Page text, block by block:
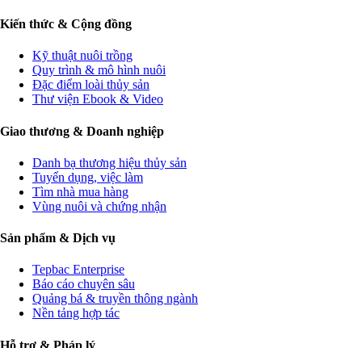
Kiến thức & Cộng đồng
Kỹ thuật nuôi trồng
Quy trình & mô hình nuôi
Đặc điểm loài thủy sản
Thư viện Ebook & Video
Giao thương & Doanh nghiệp
Danh bạ thương hiệu thủy sản
Tuyển dụng, việc làm
Tìm nhà mua hàng
Vùng nuôi và chứng nhận
Sản phẩm & Dịch vụ
Tepbac Enterprise
Báo cáo chuyên sâu
Quảng bá & truyền thông ngành
Nền tảng hợp tác
Hỗ trợ & Pháp lý